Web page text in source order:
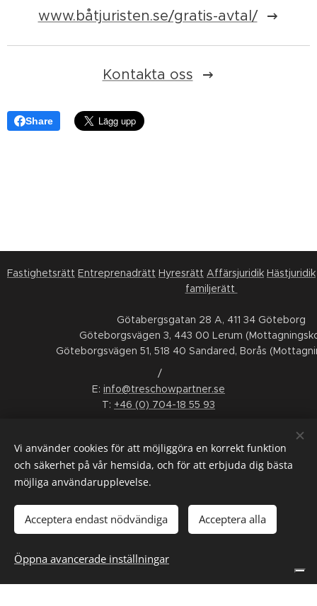
www.båtjuristen.se/gratis-avtal/
Kontakta oss
Share
Fastighetsrätt Entreprenadrätt Hyresrätt Affärsjuridik Hästjuridik
familjerätt
Götabergsgatan 28 A, 411 34 Göteborg
Göteborgsvägen 3, 443 00 Lerum
Göteborgsvägen 51, 518 40 Sandared, Borås
/
E: info@treschowpartner.se
T: +46 (0) 704-18 55 93
LinkedIn Facebook Instagram Youtube
INTERGRITETSPOLICY
SMS-VILLKOR
Svenska
English
Vi använder cookies för att möjliggöra en korrekt funktion
och säkerhet på vår hemsida, och för att erbjuda dig bästa
möjliga användarupplevelse.
Acceptera endast nödvändiga Acceptera alla
Öppna avancerade inställningar